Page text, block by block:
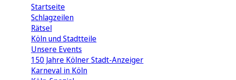
Startseite
Schlagzeilen
Rätsel
Köln und Stadtteile
Unsere Events
150 Jahre Kölner Stadt-Anzeiger
Karneval in Köln